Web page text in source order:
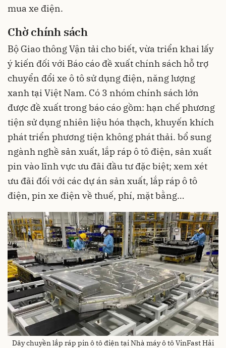
mua xe điện.
Chờ chính sách
Bộ Giao thông Vận tải cho biết, vừa triển khai lấy
ý kiến đối với Báo cáo đề xuất chính sách hỗ trợ
chuyển đổi xe ô tô sử dụng điện, năng lượng
xanh tại Việt Nam. Có 3 nhóm chính sách lớn
được đề xuất trong báo cáo gồm: hạn chế phương
tiện sử dụng nhiên liệu hóa thạch, khuyến khích
phát triển phương tiện không phát thải. bổ sung
ngành nghề sản xuất, lắp ráp ô tô điện, sản xuất
pin vào lĩnh vực ưu đãi đầu tư đặc biệt; xem xét
ưu đãi đối với các dự án sản xuất, lắp ráp ô tô
điện, pin xe điện về thuế, phí, mặt bằng…
Dây chuyền lắp ráp pin ô tô điện tại Nhà máy ô tô VinFast Hải